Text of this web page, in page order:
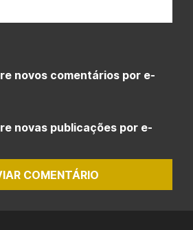
novos comentários por e-
novas publicações por e-
COMENTÁRIO